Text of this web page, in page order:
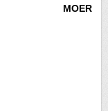
MOER